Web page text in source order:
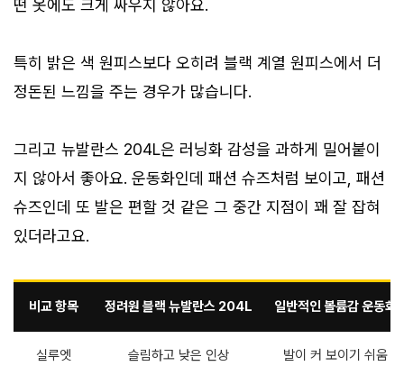
떤 옷에도 크게 싸우지 않아요.
특히 밝은 색 원피스보다 오히려 블랙 계열 원피스에서 더
정돈된 느낌을 주는 경우가 많습니다.
그리고 뉴발란스 204L은 러닝화 감성을 과하게 밀어붙이
지 않아서 좋아요. 운동화인데 패션 슈즈처럼 보이고, 패션
슈즈인데 또 발은 편할 것 같은 그 중간 지점이 꽤 잘 잡혀
있더라고요.
비교 항목 정려원 블랙 뉴발란스 204L 일반적인 볼륨감 운동화
실루엣 슬림하고 낮은 인상 발이 커 보이기 쉬움